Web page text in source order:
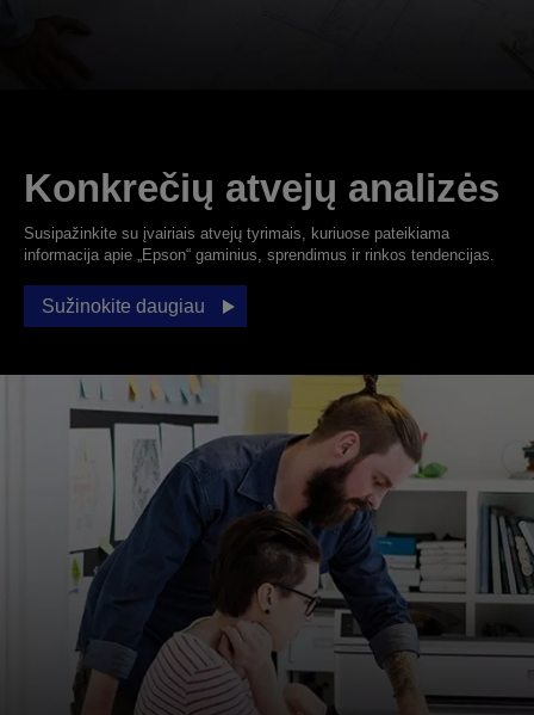
Konkrečių atvejų analizės
Susipažinkite su įvairiais atvejų tyrimais, kuriuose pateikiama
informacija apie „Epson“ gaminius, sprendimus ir rinkos tendencijas.
Sužinokite daugiau